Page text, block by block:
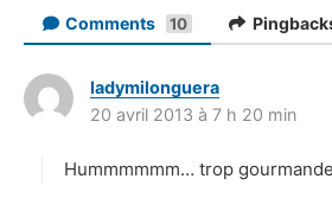
Comments 10
ladymilonguera
i
20 avril 2013 à 7 h 20 min
Hummmmmm… trop